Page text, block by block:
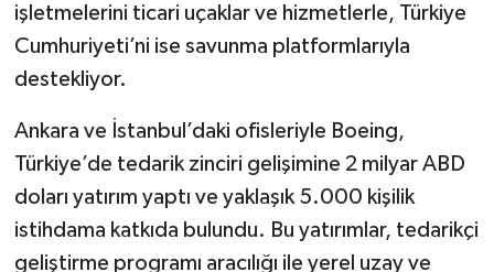
işletmelerini ticari uçaklar ve hizmetlerle, Türkiye
Cumhuriyeti’ni ise savunma platformlarıyla
destekliyor.
Ankara ve İstanbul’daki ofisleriyle Boeing,
Türkiye’de tedarik zinciri gelişimine 2 milyar ABD
doları yatırım yaptı ve yaklaşık 5.000 kişilik
istihdama katkıda bulundu. Bu yatırımlar, tedarikçi
geliştirme programı aracılığı ile yerel uzay ve